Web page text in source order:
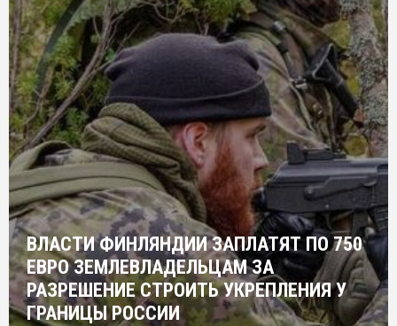
ВЛАСТИ ФИНЛЯНДИИ ЗАПЛАТЯТ ПО 750
ЕВРО ЗЕМЛЕВЛАДЕЛЬЦАМ ЗА
РАЗРЕШЕНИЕ СТРОИТЬ УКРЕПЛЕНИЯ У
ГРАНИЦЫ РОССИИ